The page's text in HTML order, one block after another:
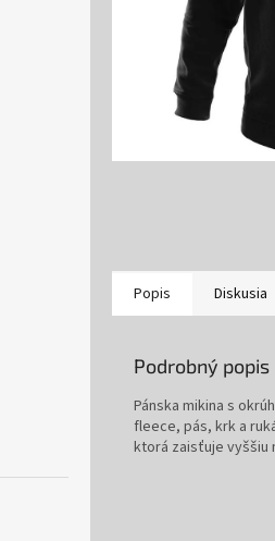
Popis Diskusia
Podrobný popis
Pánska mikina s
fleece, pás, krk a
ktorá zaisťuje vyššiu